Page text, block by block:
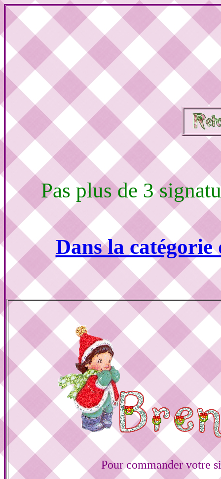
Pas plus de 3
Dans la catégorie
Pour commander votre